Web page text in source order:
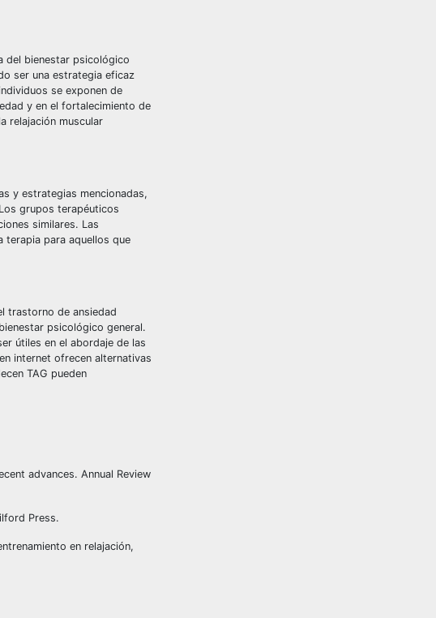
del bienestar psicológico
ser una estrategia eficaz
se exponen de
y en el fortalecimiento de
relajación muscular
y estrategias mencionadas,
grupos terapéuticos
similares. Las
terapia para aquellos que
trastorno de ansiedad
psicológico general.
útiles en el abordaje de las
internet ofrecen alternativas
TAG pueden
advances. Annual Review
Press.
en relajación,